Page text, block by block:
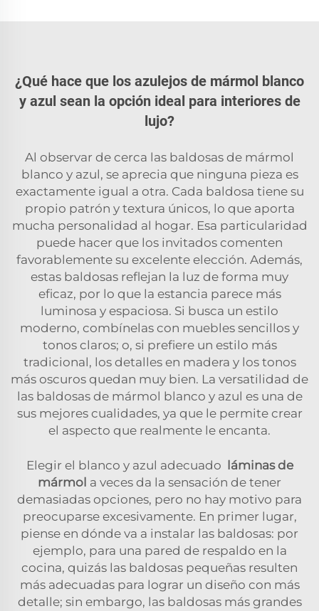
¿Qué hace que los azulejos de mármol blanco
y azul sean la opción ideal para interiores de
lujo?
Al observar de cerca las baldosas de mármol
blanco y azul, se aprecia que ninguna pieza es
exactamente igual a otra. Cada baldosa tiene su
propio patrón y textura únicos, lo que aporta
mucha personalidad al hogar. Esa particularidad
puede hacer que los invitados comenten
favorablemente su excelente elección. Además,
estas baldosas reflejan la luz de forma muy
eficaz, por lo que la estancia parece más
luminosa y espaciosa. Si busca un estilo
moderno, combínelas con muebles sencillos y
tonos claros; o, si prefiere un estilo más
tradicional, los detalles en madera y los tonos
más oscuros quedan muy bien. La versatilidad de
las baldosas de mármol blanco y azul es una de
sus mejores cualidades, ya que le permite crear
el aspecto que realmente le encanta.
Elegir el blanco y azul adecuado
láminas de
mármol a veces da la sensación de tener
demasiadas opciones, pero no hay motivo para
preocuparse excesivamente. En primer lugar,
piense en dónde va a instalar las baldosas: por
ejemplo, para una pared de respaldo en la
cocina, quizás las baldosas pequeñas resulten
más adecuadas para lograr un diseño con más
detalle; sin embargo, las baldosas más grandes